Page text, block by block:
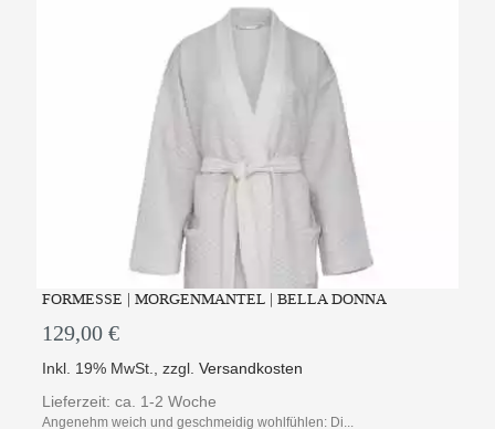
FORMESSE | MORGENMANTEL | BELLA DONNA
129,00 €
Inkl. 19% MwSt. ,zzgl.Versandkosten
Lieferzeit: ca. 1-2 Woche
Angenehm weich und geschmeidig wohlfühlen: Di...